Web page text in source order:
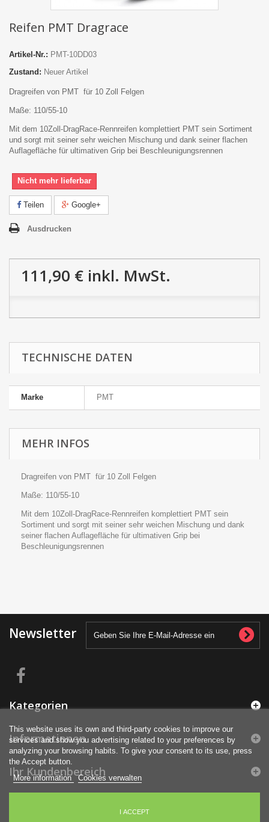
Reifen PMT Dragrace
Artikel-Nr.: PMT-10DD03
Zustand: Neuer Artikel
Dragreifen von PMT für 10 Zoll Felgen
Maße: 110/55-10
Mit dem 10Zoll-DragRace-Rennreifen komplettiert PMT sein Sortiment
und sorgt mit seiner sehr weichen Mischung und dank seiner flachen
Auflagefläche für ultimativen Grip bei Beschleunigungsrennen
Nicht mehr lieferbar
Teilen Google+
Ausdrucken
111,90 € inkl. MwSt.
TECHNISCHE DATEN
Marke PMT
MEHR INFOS
Dragreifen von PMT für 10 Zoll Felgen
Maße: 110/55-10
Mit dem 10Zoll-DragRace-Rennreifen komplettiert PMT sein
Sortiment und sorgt mit seiner sehr weichen Mischung und dank
seiner flachen Auflagefläche für ultimativen Grip bei
Beschleunigungsrennen
Newsletter
Kategorien
Informationen
Ihr Kundenbereich
This website uses its own and third-party cookies to improve our
services and show you advertising related to your preferences by
analyzing your browsing habits. To give your consent to its use, press
the Accept button.
More information
Cookies verwalten
I ACCEPT